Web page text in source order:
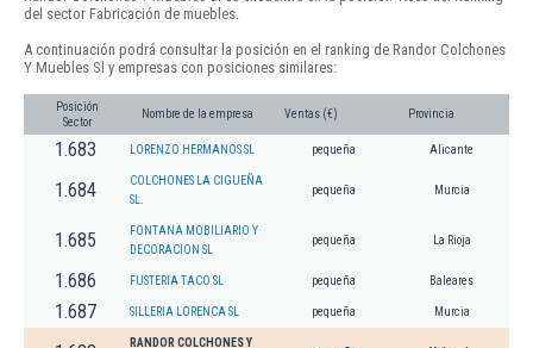
del sector Fabricación de muebles.
A continuación podrá consultar la posición en el ranking de Randor Colchones
Y Muebles Sl y empresas con posiciones similares:
Posición
Sector
Nombre de la empresa Ventas (€) Provincia
1.683 LORENZO HERMANOS SL pequeña Alicante
1.684
COLCHONES LA CIGUEÑA
SL.
pequeña Murcia
1.685
FONTANA MOBILIARIO Y
DECORACION SL
pequeña La Rioja
1.686 FUSTERIA TACO SL pequeña Baleares
1.687 SILLERIA LORENCA SL pequeña Murcia
RANDOR COLCHONES Y